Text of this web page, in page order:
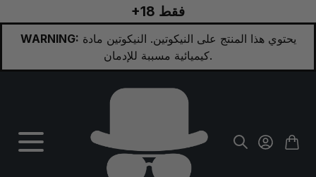
+18 فقط
WARNING:
كيميائية مسببة للإدمان.